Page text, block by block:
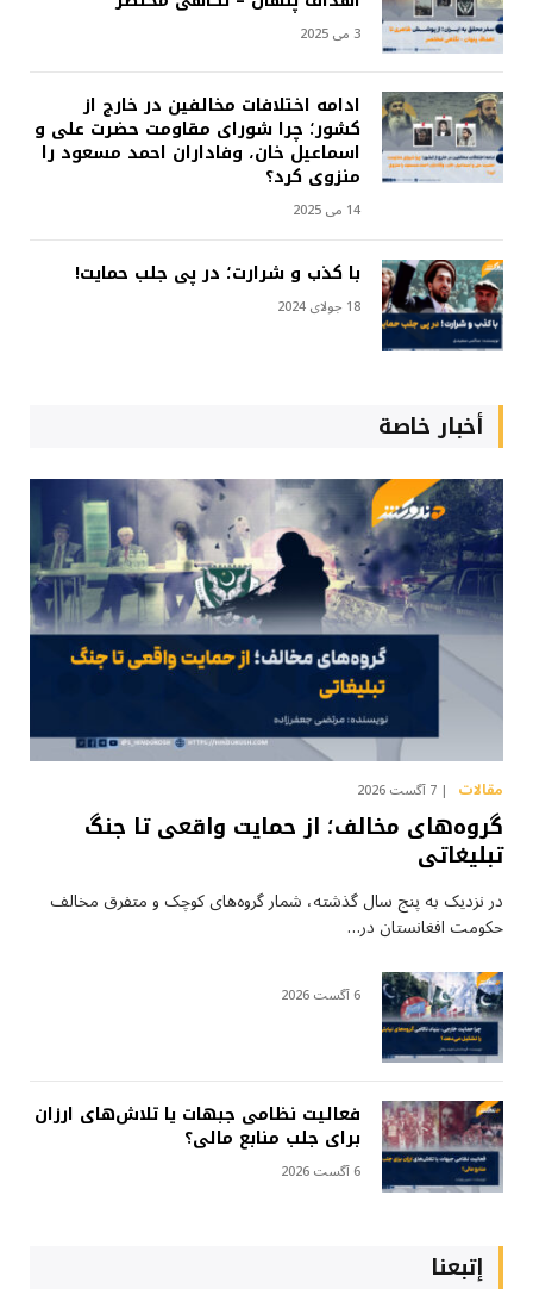
3 می 2025
ادامه اختلافات مخالفین در خارج از
کشور؛ چرا شورای مقاومت حضرت علی و
اسماعیل خان، وفاداران احمد مسعود را
منزوی کرد؟
14 می 2025
با کذب و شرارت؛ در پی جلب حمایت!
18 جولای 2024
أخبار خاصة
مقالات 7 آگست 2026
گروه‌های مخالف؛ از حمایت واقعی تا جنگ
تبلیغاتی
در نزدیک به پنج سال گذشته، شمار گروه‌های کوچک و متفرق مخالف
حکومت افغانستان در…
6 آگست 2026
فعالیت نظامی جبهات یا تلاش‌های ارزان
برای جلب منابع مالی؟
6 آگست 2026
إتبعنا